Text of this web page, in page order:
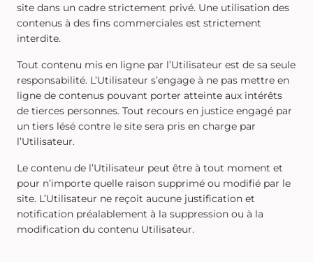
site dans un cadre strictement privé. Une utilisation des
contenus à des fins commerciales est strictement
interdite.
Tout contenu mis en ligne par l’Utilisateur est de sa seule
responsabilité. L’Utilisateur s’engage à ne pas mettre en
ligne de contenus pouvant porter atteinte aux intérêts
de tierces personnes. Tout recours en justice engagé par
un tiers lésé contre le site sera pris en charge par
l’Utilisateur.
Le contenu de l’Utilisateur peut être à tout moment et
pour n’importe quelle raison supprimé ou modifié par le
site. L’Utilisateur ne reçoit aucune justification et
notification préalablement à la suppression ou à la
modification du contenu Utilisateur.